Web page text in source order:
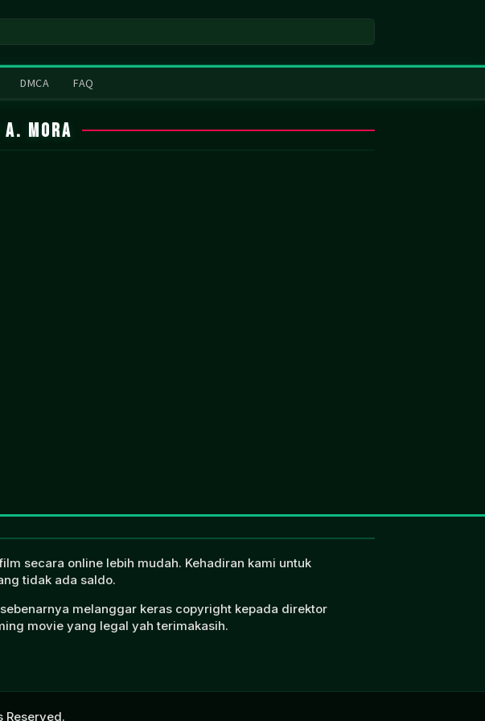
DMCA FAQ
Mora
secara online lebih mudah. Kehadiran kami untuk
tidak ada saldo.
melanggar keras copyright kepada direktor
movie yang legal yah terimakasih.
Reserved.